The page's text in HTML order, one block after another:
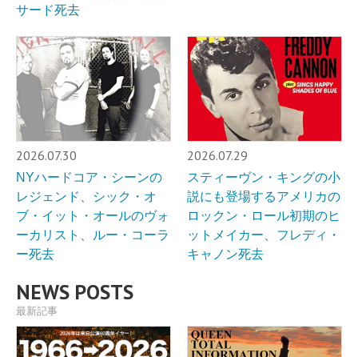
サード死去
2026.07.30
NYハードコア・シーンの
レジェンド、シック・オ
ブ・イット・オールのヴォ
ーカリスト、ルー・コーラ
ー死去
2026.07.29
スティーヴン・キングの小
説にも登場するアメリカの
ロックン・ロール初期のヒ
ットメイカー、フレディ・
キャノン死去
NEWS POSTS
最新記事